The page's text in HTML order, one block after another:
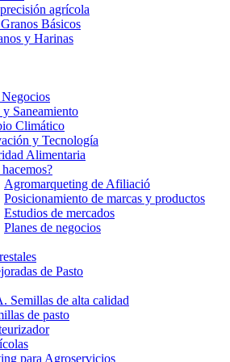
agrícola
Básicos
y Harinas
Saneamiento
Climático
y Tecnología
Alimentaria
Agromarqueting de Afiliació
Posicionamiento de marcas y productos
Estudios de mercados
Planes de negocios
de Pasto
Semillas de alta calidad
de pasto
para Agroservicios